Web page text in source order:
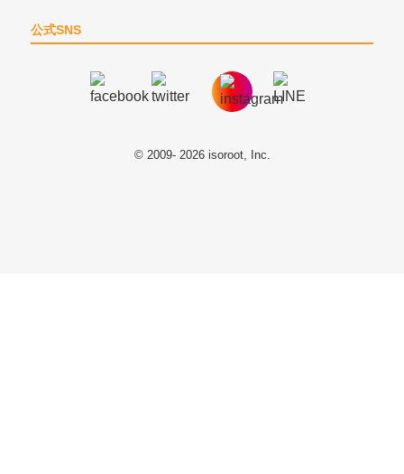
公式SNS
© 2009- 2026 isoroot, Inc.